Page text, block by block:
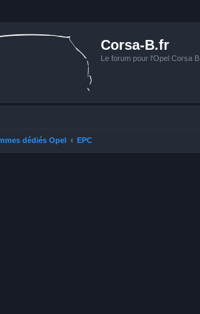
Corsa-B.fr
Le forum pour l'Opel Corsa B
dédiés Opel EPC